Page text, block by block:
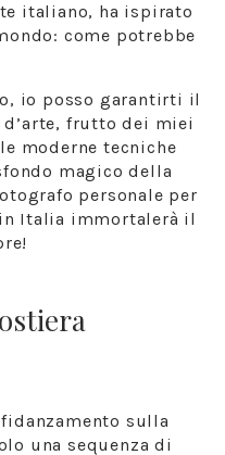
italiano, ha ispirato
come potrebbe
io posso garantirti il
frutto dei miei
moderne tecniche
magico della
personale per
Italia immortalerà il
sulla
una sequenza di